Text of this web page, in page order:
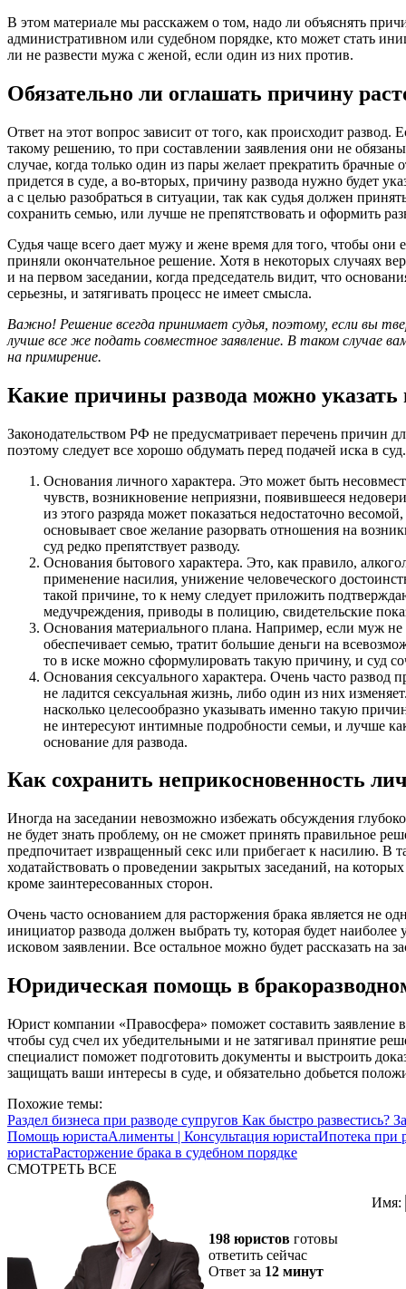
В этом материале мы расскажем о том, надо ли объяснять
административном или судебном порядке, кто может стать
ли не развести мужа с женой, если один из них против.
Обязательно ли оглашать причину
Ответ на этот вопрос зависит от того, как происходит
такому решению, то при составлении заявления они не
случае, когда только один из пары желает прекратить брачные
придется в суде, а во-вторых, причину развода нужно будет
а с целью разобраться в ситуации, так как судья должен
сохранить семью, или лучше не препятствовать и оформить
Судья чаще всего дает мужу и жене время для того, чтобы они
приняли окончательное решение. Хотя в некоторых случаях
и на первом заседании, когда председатель видит, что
серьезны, и затягивать процесс не имеет смысла.
Важно! Решение всегда принимает судья, поэтому, если вы
лучше все же подать совместное заявление. В таком случае
на примирение.
Какие причины развода можно указать
Законодательством РФ не предусматривает перечень причин
поэтому следует все хорошо обдумать перед подачей иска в суд.
Основания личного характера. Это может быть
чувств, возникновение неприязни, появившееся
из этого разряда может показаться недостаточно
основывает свое желание разорвать отношения на
суд редко препятствует разводу.
Основания бытового характера. Это, как правило,
применение насилия, унижение человеческого
такой причине, то к нему следует приложить
медучреждения, приводы в полицию, свидетельские
Основания материального плана. Например, если муж не
обеспечивает семью, тратит большие деньги на
то в иске можно сформулировать такую причину, и суд
Основания сексуального характера. Очень часто развод
не ладится сексуальная жизнь, либо один из них
насколько целесообразно указывать именно такую
не интересуют интимные подробности семьи, и лучше
основание для развода.
Как сохранить неприкосновенность
Иногда на заседании невозможно избежать обсуждения
не будет знать проблему, он не сможет принять правильное
предпочитает извращенный секс или прибегает к насилию. В
ходатайствовать о проведении закрытых заседаний, на
кроме заинтересованных сторон.
Очень часто основанием для расторжения брака является не
инициатор развода должен выбрать ту, которая будет наиболее
исковом заявлении. Все остальное можно будет рассказать на
Юридическая помощь в
Юрист компании «Правосфера» поможет составить заявление
чтобы суд счел их убедительными и не затягивал принятие
специалист поможет подготовить документы и выстроить
защищать ваши интересы в суде, и обязательно добьется
Похожие темы:
Раздел бизнеса при разводе супругов Как быстро развестись?
Помощь юристаАлименты | Консультация юристаИпотека при
юристаРасторжение брака в судебном порядке
СМОТРЕТЬ ВСЕ
198 юристов готовы
ответить сейчас
Ответ за 12 минут
Имя: